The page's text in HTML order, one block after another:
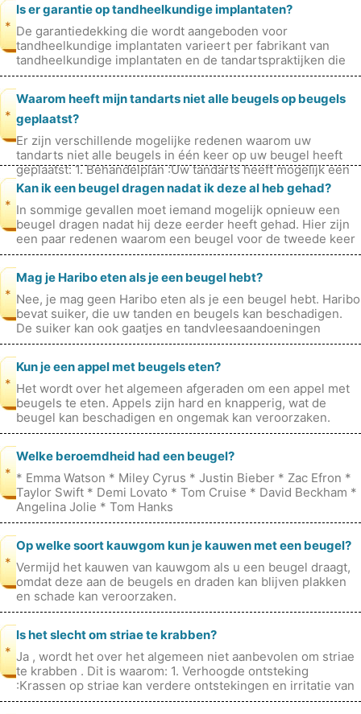
*
Is er garantie op tandheelkundige implantaten?
De garantiedekking die wordt aangeboden voor
tandheelkundige implantaten varieert per fabrikant van
tandheelkundige implantaten en de tandartspraktijken die
de behandelingen uitvoeren. De me
*
Waarom heeft mijn tandarts niet alle beugels op beugels
geplaatst?
Er zijn verschillende mogelijke redenen waarom uw
tandarts niet alle beugels in één keer op uw beugel heeft
geplaatst: 1. Behandelplan :Uw tandarts heeft mogelijk een
specifiek behandelplan
*
Kan ik een beugel dragen nadat ik deze al heb gehad?
In sommige gevallen moet iemand mogelijk opnieuw een
beugel dragen nadat hij deze eerder heeft gehad. Hier zijn
een paar redenen waarom een ​​beugel voor de tweede keer
nodig kan zijn: T
*
Mag je Haribo eten als je een beugel hebt?
Nee, je mag geen Haribo eten als je een beugel hebt. Haribo
bevat suiker, die uw tanden en beugels kan beschadigen.
De suiker kan ook gaatjes en tandvleesaandoeningen
veroorzaken. Bovendien
*
Kun je een appel met beugels eten?
Het wordt over het algemeen afgeraden om een ​​appel met
beugels te eten. Appels zijn hard en knapperig, wat de
beugel kan beschadigen en ongemak kan veroorzaken.
Bovendien kunnen de kleine
*
Welke beroemdheid had een beugel?
* Emma Watson * Miley Cyrus * Justin Bieber * Zac Efron *
Taylor Swift * Demi Lovato * Tom Cruise * David Beckham *
Angelina Jolie * Tom Hanks
*
Op welke soort kauwgom kun je kauwen met een beugel?
Vermijd het kauwen van kauwgom als u een beugel draagt,
omdat deze aan de beugels en draden kan blijven plakken
en schade kan veroorzaken.
*
Is het slecht om striae te krabben?
Ja , wordt het over het algemeen niet aanbevolen om striae
te krabben . Dit is waarom: 1. Verhoogde ontsteking
:Krassen op striae kan verdere ontstekingen en irritatie van
de huid veroorzak